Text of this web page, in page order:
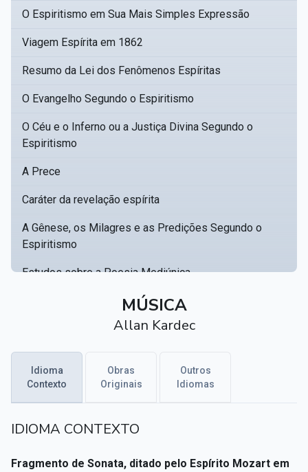
O Espiritismo em Sua Mais Simples Expressão
Viagem Espírita em 1862
Resumo da Lei dos Fenômenos Espíritas
O Evangelho Segundo o Espiritismo
O Céu e o Inferno ou a Justiça Divina Segundo o
Espiritismo
A Prece
Caráter da revelação espírita
A Gênese, os Milagres e as Predições Segundo o
Espiritismo
Estudos sobre a Poesia Mediúnica
Catálogo racional de obras para se fundar uma
Hippolyte Léon Denizard Rivail
Textos citados em O Livro dos Médiuns
CSI - Imagens e registros históricos do espiritismo
MÚSICA
Allan Kardec
Idioma
Contexto
Obras
Originais
Outros
Idiomas
IDIOMA CONTEXTO
Fragmento de Sonata, ditado pelo Espírito Mozart em